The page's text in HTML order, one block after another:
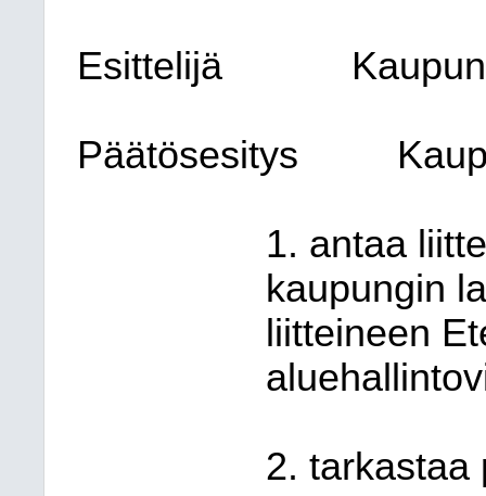
Esittelijä
Päätösesitys
1. antaa
kaupungin
liitteineen
2. tarkastaa